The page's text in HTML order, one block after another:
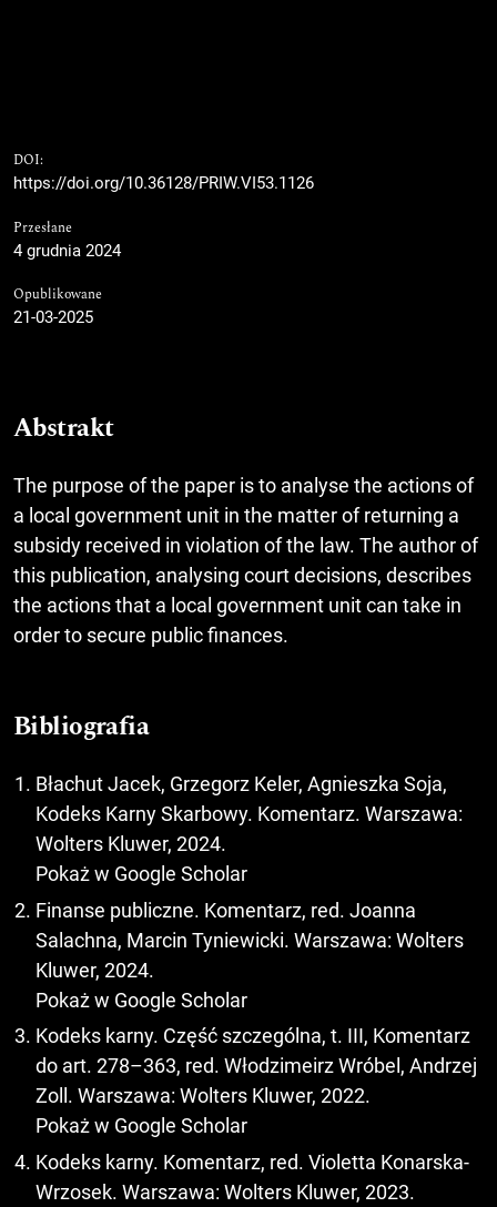
DOI:
https://doi.org/10.36128/PRIW.VI53.1126
Przesłane
4 grudnia 2024
Opublikowane
21-03-2025
Abstrakt
The purpose of the paper is to analyse the actions of
a local government unit in the matter of returning a
subsidy received in violation of the law. The author of
this publication, analysing court decisions, describes
the actions that a local government unit can take in
order to secure public finances.
Bibliografia
Błachut Jacek, Grzegorz Keler, Agnieszka Soja,
Kodeks Karny Skarbowy. Komentarz. Warszawa:
Wolters Kluwer, 2024.
Pokaż w Google Scholar
Finanse publiczne. Komentarz, red. Joanna
Salachna, Marcin Tyniewicki. Warszawa: Wolters
Kluwer, 2024.
Pokaż w Google Scholar
Kodeks karny. Część szczególna, t. III, Komentarz
do art. 278–363, red. Włodzimeirz Wróbel, Andrzej
Zoll. Warszawa: Wolters Kluwer, 2022.
Pokaż w Google Scholar
Kodeks karny. Komentarz, red. Violetta Konarska-
Wrzosek. Warszawa: Wolters Kluwer, 2023.